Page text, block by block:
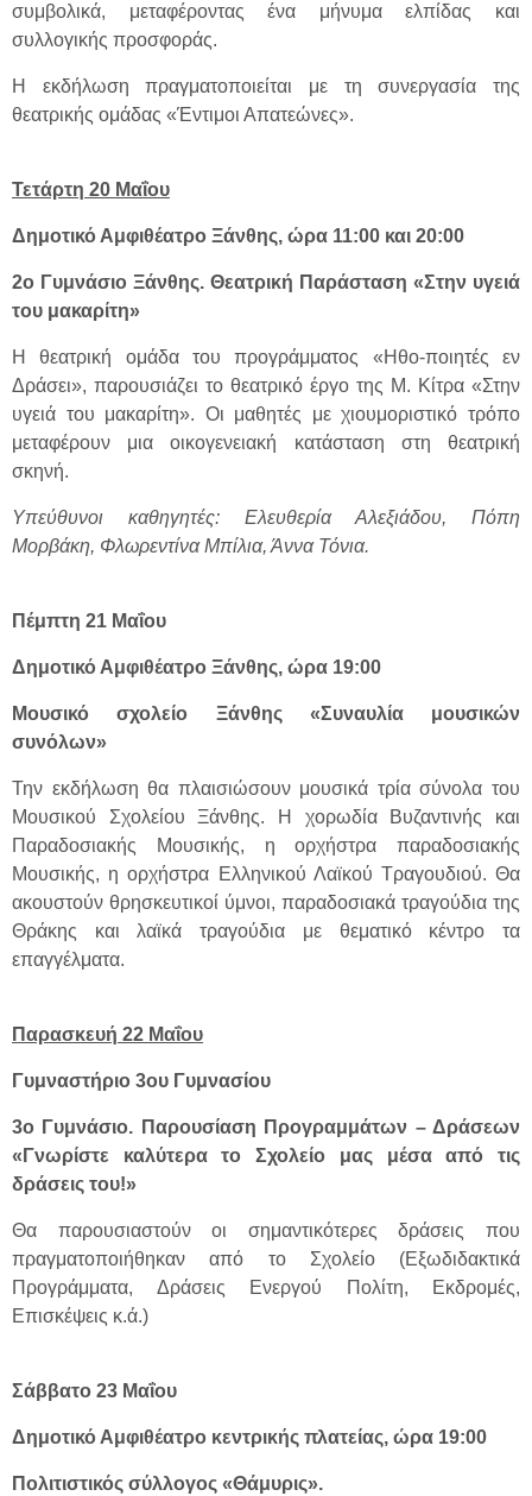
συμβολικά, μεταφέροντας ένα μήνυμα ελπίδας και
συλλογικής προσφοράς.
Η εκδήλωση πραγματοποιείται με τη συνεργασία της
θεατρικής ομάδας «Έντιμοι Απατεώνες».
Τετάρτη 20 Μαΐου
Δημοτικό Αμφιθέατρο Ξάνθης, ώρα 11:00 και 20:00
2ο Γυμνάσιο Ξάνθης. Θεατρική Παράσταση «Στην υγειά
του μακαρίτη»
Η θεατρική ομάδα του προγράμματος «Ηθο-ποιητές εν
Δράσει», παρουσιάζει το θεατρικό έργο της Μ. Κίτρα «Στην
υγειά του μακαρίτη». Οι μαθητές με χιουμοριστικό τρόπο
μεταφέρουν μια οικογενειακή κατάσταση στη θεατρική
σκηνή.
Υπεύθυνοι καθηγητές: Ελευθερία Αλεξιάδου, Πόπη
Μορβάκη, Φλωρεντίνα Μπίλια, Άννα Τόνια.
Πέμπτη 21 Μαΐου
Δημοτικό Αμφιθέατρο Ξάνθης, ώρα 19:00
Μουσικό σχολείο Ξάνθης «Συναυλία μουσικών
συνόλων»
Την εκδήλωση θα πλαισιώσουν μουσικά τρία σύνολα του
Μουσικού Σχολείου Ξάνθης. Η χορωδία Βυζαντινής και
Παραδοσιακής Μουσικής, η ορχήστρα παραδοσιακής
Μουσικής, η ορχήστρα Ελληνικού Λαϊκού Τραγουδιού. Θα
ακουστούν θρησκευτικοί ύμνοι, παραδοσιακά τραγούδια της
Θράκης και λαϊκά τραγούδια με θεματικό κέντρο τα
επαγγέλματα.
Παρασκευή 22 Μαΐου
Γυμναστήριο 3ου Γυμνασίου
3ο Γυμνάσιο. Παρουσίαση Προγραμμάτων – Δράσεων
«Γνωρίστε καλύτερα το Σχολείο μας μέσα από τις
δράσεις του!»
Θα παρουσιαστούν οι σημαντικότερες δράσεις που
πραγματοποιήθηκαν από το Σχολείο (Εξωδιδακτικά
Προγράμματα, Δράσεις Ενεργού Πολίτη, Εκδρομές,
Επισκέψεις κ.ά.)
Σάββατο 23 Μαΐου
Δημοτικό Αμφιθέατρο κεντρικής πλατείας, ώρα 19:00
Πολιτιστικός σύλλογος «Θάμυρις».